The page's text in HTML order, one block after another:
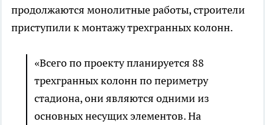
продолжаются монолитные работы, строители
приступили к монтажу трехгранных колонн.
«Всего по проекту планируется 88
трехгранных колонн по периметру
стадиона, они являются одними из
основных несущих элементов. На